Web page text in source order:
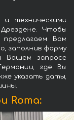
техническими
Чтобы
Вам
заполнив форму
Вашем запросе
где Вы
указать даты,
Roma: